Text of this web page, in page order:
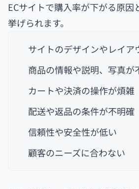
ECサイトで購入率が下がる原因
挙げられます。
サイトのデザインやレイア
商品の情報や説明、写真が
カートや決済の操作が煩雑
配送や返品の条件が不明確
信頼性や安全性が低い
顧客のニーズに合わない